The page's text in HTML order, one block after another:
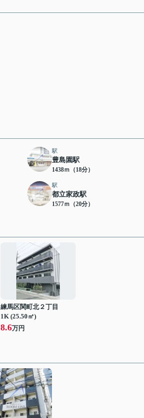
駅
豊島園駅
1438ｍ（18分）
駅
都立家政駅
1577ｍ（20分）
練馬区関町北２丁目
1K (25.50㎡)
8.6万円